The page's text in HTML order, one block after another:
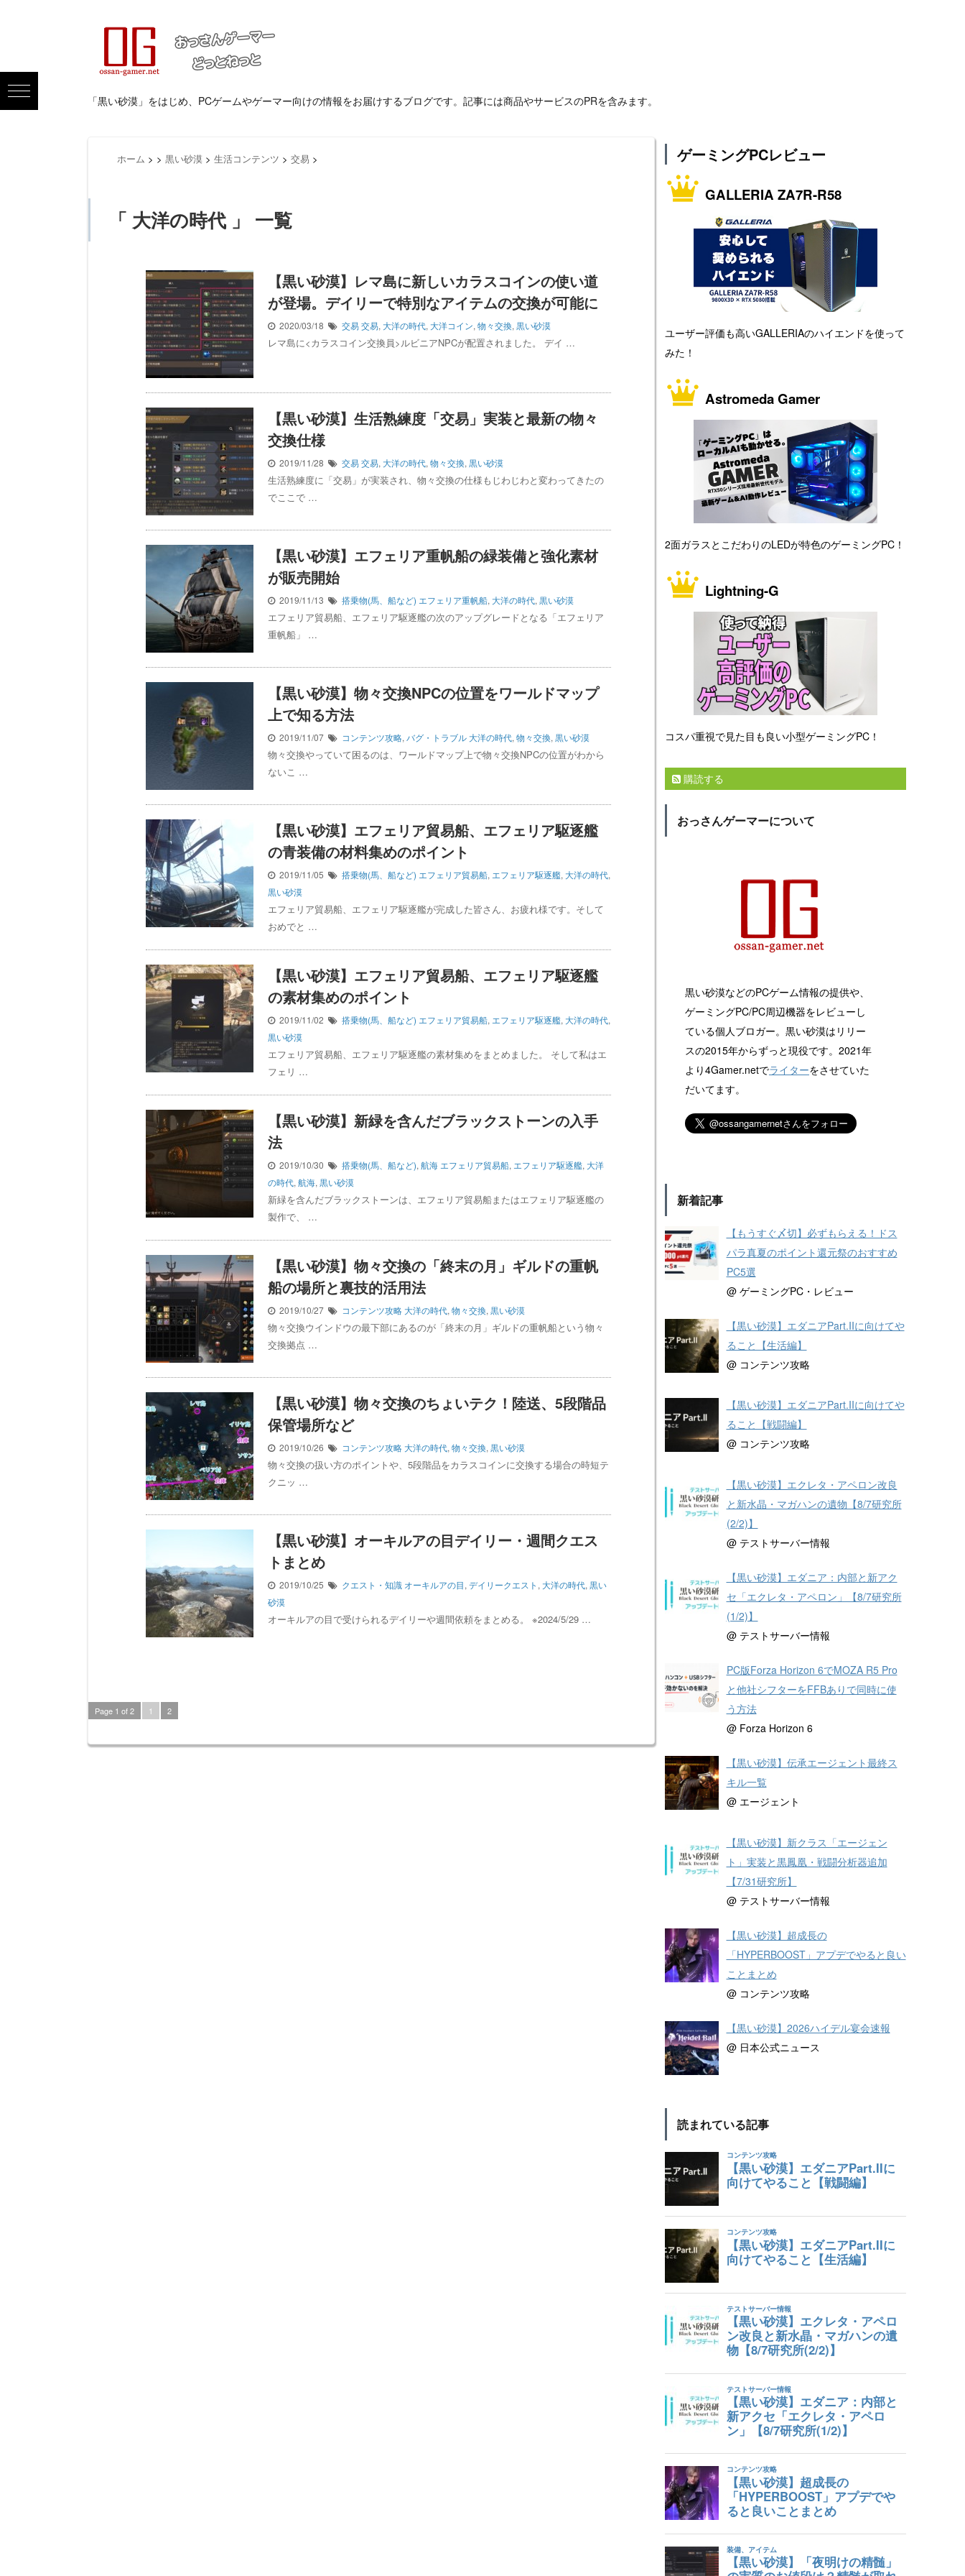
「黒い砂漠」をはじめ、PCゲームやゲーマー向けの情報をお届けするブログです。記事には商品やサービスのPRを含みます。
ホーム > > 黒い砂漠 > 生活コンテンツ > 交易 >
「 大洋の時代 」 一覧
【黒い砂漠】レマ島に新しいカラスコインの使い道
が登場。デイリーで特別なアイテムの交換が可能に
2020/03/18 交易交易, 大洋の時代, 大洋コイン, 物々交換, 黒い砂漠
レマ島に<カラスコイン交換員>ルビニアNPCが配置されました。 デイ …
【黒い砂漠】生活熟練度「交易」実装と最新の物々
交換仕様
2019/11/28 交易交易, 大洋の時代, 物々交換, 黒い砂漠
生活熟練度に「交易」が実装され、物々交換の仕様もじわじわと変わってきたの
でここで …
【黒い砂漠】エフェリア重帆船の緑装備と強化素材
が販売開始
2019/11/13 搭乗物(馬、船など) エフェリア重帆船, 大洋の時代, 黒い砂漠
エフェリア貿易船、エフェリア駆逐艦の次のアップグレードとなる「エフェリア
重帆船」 …
【黒い砂漠】物々交換NPCの位置をワールドマップ
上で知る方法
2019/11/07 コンテンツ攻略, バグ・トラブル 大洋の時代, 物々交換, 黒い砂漠
物々交換やっていて困るのは、ワールドマップ上で物々交換NPCの位置がわから
ないこ …
【黒い砂漠】エフェリア貿易船、エフェリア駆逐艦
の青装備の材料集めのポイント
2019/11/05 搭乗物(馬、船など) エフェリア貿易船, エフェリア駆逐艦, 大洋の時代,
黒い砂漠
エフェリア貿易船、エフェリア駆逐艦が完成した皆さん、お疲れ様です。そして
おめでと …
【黒い砂漠】エフェリア貿易船、エフェリア駆逐艦
の素材集めのポイント
2019/11/02 搭乗物(馬、船など) エフェリア貿易船, エフェリア駆逐艦, 大洋の時代,
黒い砂漠
エフェリア貿易船、エフェリア駆逐艦の素材集めをまとめました。 そして私はエ
フェリ …
【黒い砂漠】新緑を含んだブラックストーンの入手
法
2019/10/30 搭乗物(馬、船など), 航海 エフェリア貿易船, エフェリア駆逐艦, 大洋
の時代, 航海, 黒い砂漠
新緑を含んだブラックストーンは、エフェリア貿易船またはエフェリア駆逐艦の
製作で、 …
【黒い砂漠】物々交換の「終末の月」ギルドの重帆
船の場所と裏技的活用法
2019/10/27 コンテンツ攻略 大洋の時代, 物々交換, 黒い砂漠
物々交換ウインドウの最下部にあるのが「終末の月」ギルドの重帆船という物々
交換拠点 …
【黒い砂漠】物々交換のちょいテク！陸送、5段階品
保管場所など
2019/10/26 コンテンツ攻略 大洋の時代, 物々交換, 黒い砂漠
物々交換の扱い方のポイントや、5段階品をカラスコインに交換する場合の時短テ
クニッ …
【黒い砂漠】オーキルアの目デイリー・週間クエス
トまとめ
2019/10/25 クエスト・知識 オーキルアの目, デイリークエスト , 大洋の時代, 黒い
砂漠
オーキルアの目で受けられるデイリーや週間依頼をまとめる。 ※2024/5/29 …
Page 1 of 2 1 2
ゲーミングPCレビュー
GALLERIA ZA7R-R58
ユーザー評価も高いGALLERIAのハイエンドを使って
みた！
Astromeda Gamer
2面ガラスとこだわりのLEDが特色のゲーミングPC！
Lightning-G
コスパ重視で見た目も良い小型ゲーミングPC！
購読する
おっさんゲーマーについて
黒い砂漠などのPCゲーム情報の提供や、
ゲーミングPC/PC周辺機器をレビューし
ている個人ブロガー。黒い砂漠はリリー
スの2015年からずっと現役です。2021年
より4Gamer.netでライターをさせていた
だいてます。
新着記事
【もうすぐ〆切】必ずもらえる！ドス
パラ真夏のポイント還元祭のおすすめ
PC5選
@ ゲーミングPC・レビュー
【黒い砂漠】エダニアPart.IIに向けてや
ること【生活編】
@ コンテンツ攻略
【黒い砂漠】エダニアPart.IIに向けてや
ること【戦闘編】
@ コンテンツ攻略
【黒い砂漠】エクレタ・アペロン改良
と新水晶・マガハンの遺物【8/7研究所
(2/2)】
@ テストサーバー情報
【黒い砂漠】エダニア：内部と新アク
セ「エクレタ・アペロン」【8/7研究所
(1/2)】
@ テストサーバー情報
PC版Forza Horizon 6でMOZA R5 Pro
と他社シフターをFFBありで同時に使
う方法
@ Forza Horizon 6
【黒い砂漠】伝承エージェント最終ス
キル一覧
@ エージェント
【黒い砂漠】新クラス「エージェン
ト」実装と黒鳳凰・戦闘分析器追加
【7/31研究所】
@ テストサーバー情報
【黒い砂漠】超成長の
「HYPERBOOST」アプデでやると良い
ことまとめ
@ コンテンツ攻略
【黒い砂漠】2026ハイデル宴会速報
@ 日本公式ニュース
読まれている記事